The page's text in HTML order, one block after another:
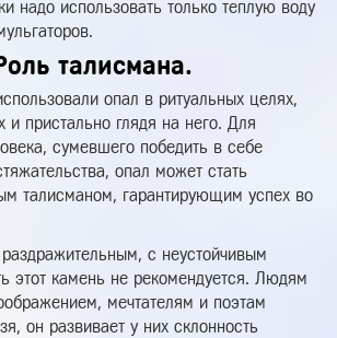
надо использовать только теплую воду
талисмана.
опал в ритуальных целях,
и пристально глядя на него. Для
сумевшего победить в себе
опал может стать
талисманом, гарантирующим успех во
с неустойчивым
этот камень не рекомендуется. Людям
мечтателям и поэтам
он развивает у них склонность